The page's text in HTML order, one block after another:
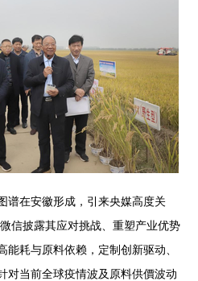
谱在安徽形成，引来央媒高度关
信披露其应对挑战、重塑产业优势
耗与原料依赖，定制创新驱动、
对当前全球疫情波及原料供價波动